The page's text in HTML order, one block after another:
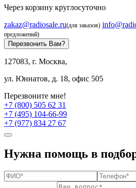
Через корзину круглосуточно
zakaz@radiosale.ru(для заказов)
предложений)
Перезвонить Вам?
127083, г. Москва,
ул. Юннатов, д. 18, офис 505
Перезвоните мне!
+7 (800) 505 62 31
+7 (495) 104-66-99
+7 (977) 834 27 67
Нужна помощь в